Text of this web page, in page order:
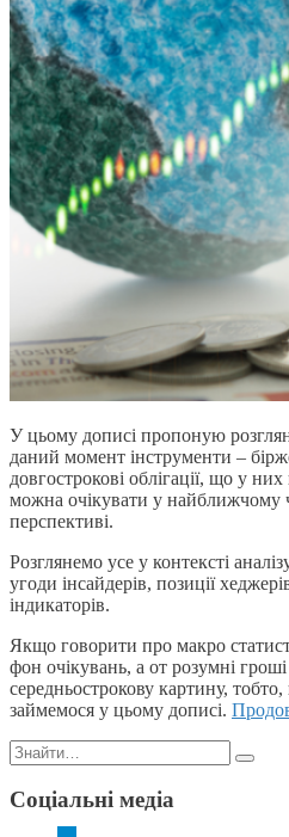
У цьому дописі пропоную
даний момент інструменти –
довгострокові облігації, що у них
можна очікувати у найближчому
перспективі.
Розглянемо усе у контексті
угоди інсайдерів, позиції
індикаторів.
Якщо говорити про макро
фон очікувань, а от розумні
середньострокову картину,
займемося у цьому дописі.
Пошук:
Соціальні медіа